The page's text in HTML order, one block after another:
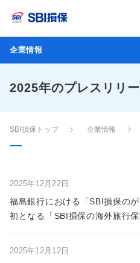
企業情報
2025年のプレスリリ
SBI損保トップ 企業情報
2025年12月22日
福島銀行における「SBI損保の
初となる「SBI損保の海外旅行
2025年12月12日